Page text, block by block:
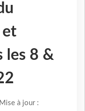
et
les 8 &
à jour :